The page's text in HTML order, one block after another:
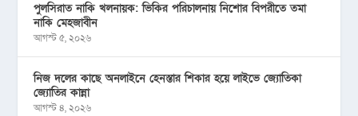
পুলসিরাত নাকি খলনায়ক: ভিকির পরিচালনায় নিশোর বিপরীতে তমা
নাকি মেহজাবীন
আগস্ট ৫, ২০২৬
নিজ দলের কাছে অনলাইনে হেনস্তার শিকার হয়ে লাইভে জ্যোতিকা
জ্যোতির কান্না
আগস্ট ৪, ২০২৬